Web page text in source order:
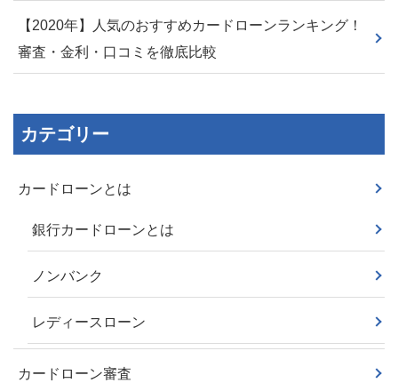
【2020年】人気のおすすめカードローンランキング！
審査・金利・口コミを徹底比較
カテゴリー
カードローンとは
銀行カードローンとは
ノンバンク
レディースローン
カードローン審査